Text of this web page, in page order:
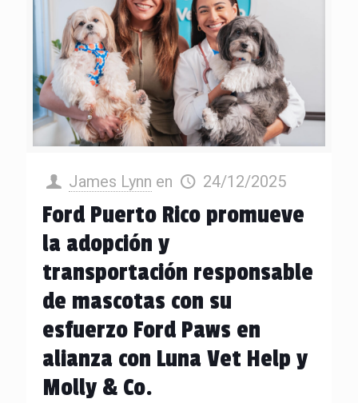
James Lynn en 24/12/2025
Ford Puerto Rico promueve
la adopción y
transportación responsable
de mascotas con su
esfuerzo Ford Paws en
alianza con Luna Vet Help y
Molly & Co.